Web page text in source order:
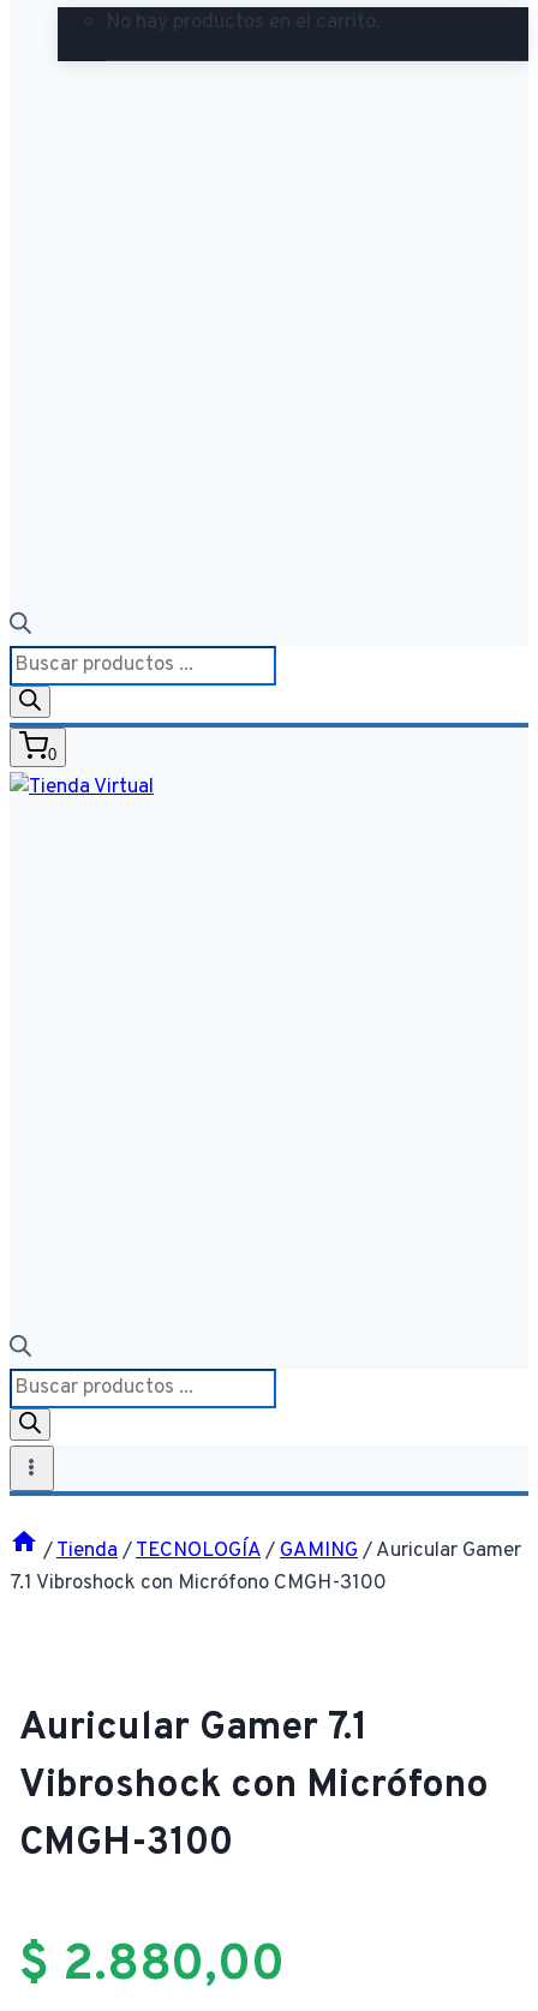
No hay productos en el carrito.
Búsqueda
de
productos
0
Búsqueda
de
productos
/Tienda/TECNOLOGÍA/GAMING/Auricular Gamer
7.1 Vibroshock con Micrófono CMGH-3100
Auricular Gamer 7.1
Vibroshock con Micrófono
CMGH-3100
$ 2.880,00